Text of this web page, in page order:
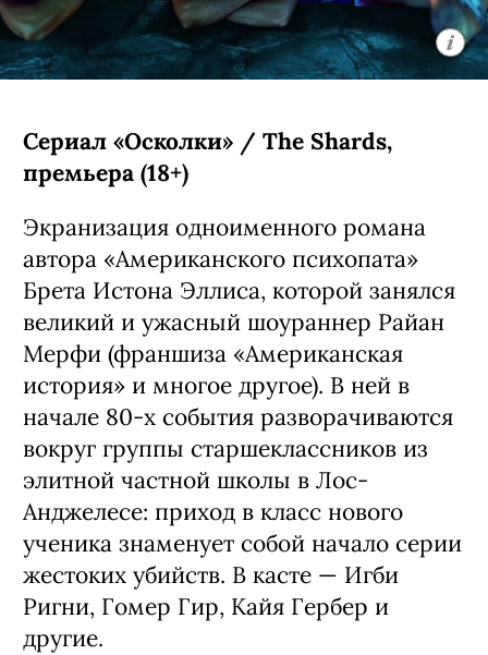
Сериал «Осколки» / The Shards,
премьера (18+)
Экранизация одноименного романа
автора «Американского психопата»
Брета Истона Эллиса, которой занялся
великий и ужасный шоураннер Райан
Мерфи (франшиза «Американская
история» и многое другое). В ней в
начале 80-х события разворачиваются
вокруг группы старшеклассников из
элитной частной школы в Лос-
Анджелесе: приход в класс нового
ученика знаменует собой начало серии
жестоких убийств. В касте — Игби
Ригни, Гомер Гир, Кайя Гербер и
другие.